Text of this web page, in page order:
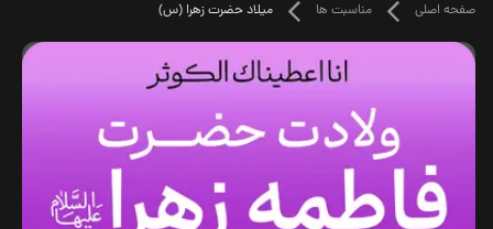
صفحه اصلی مناسبت ها میلاد حضرت زهرا (س)